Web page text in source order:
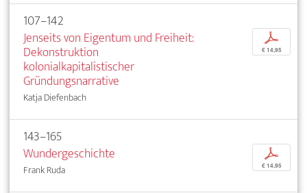
107–142
Jenseits von Eigentum und Freiheit:
Dekonstruktion
kolonialkapitalistischer
Gründungsnarrative
Katja Diefenbach
p
€ 14,95
143–165
Wundergeschichte
Frank Ruda
p
€ 14,95